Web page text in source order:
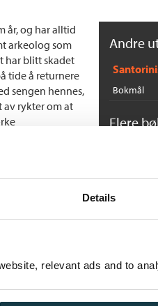
Details
relevant ads and to
år, og har alltid
arkeolog som
har blitt skadet
tide å returnere
sengen hennes,
av rykter om at
Andre
Bokmål
Flere